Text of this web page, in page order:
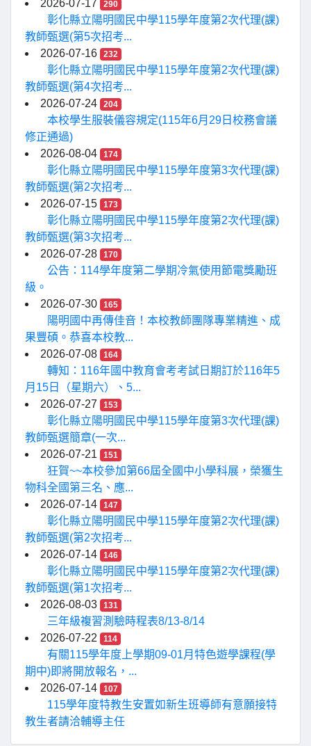
2026-07-17
290
彰化縣立陽明國民中學115學年度第2次代理(課)
教師甄選(第5次招考...
2026-07-16
232
彰化縣立陽明國民中學115學年度第2次代理(課)
教師甄選(第4次招考...
2026-07-24
204
本校學生服裝儀容規定(115年6月29日校務會議
修正通過)
2026-08-04
174
彰化縣立陽明國民中學115學年度第3次代理(課)
教師甄選(第2次招考...
2026-07-15
173
彰化縣立陽明國民中學115學年度第2次代理(課)
教師甄選(第3次招考...
2026-07-28
170
公告：114學年度第二學期冷氣使用節電獎勵班
級。
2026-07-30
165
陽明國中再傳佳音！本校教師團隊專業精進、成
果豐碩。恭喜本校教...
2026-07-08
164
轉知：116年國中教育會考考試日期訂於116年5
月15日（星期六）、5...
2026-07-27
153
彰化縣立陽明國民中學115學年度第3次代理(課)
教師甄選簡章(一次...
2026-07-21
151
狂賀~~本校參加第66屆全國中小學科展，榮獲生
物科全國第三名、應...
2026-07-14
147
彰化縣立陽明國民中學115學年度第2次代理(課)
教師甄選(第2次招考...
2026-07-14
146
彰化縣立陽明國民中學115學年度第2次代理(課)
教師甄選(第1次招考...
2026-08-03
131
三年級複習測驗時程表8/13-8/14
2026-07-22
114
有關115學年度上學期09-01月特色遊學課程(學
期中)即將開放報名，...
2026-07-14
107
115學年度特教生安置如新生班導師有意願接特
教生者請洽輔導主任